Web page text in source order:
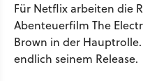
Für Netflix arbeiten die
Abenteuerfilm The
Brown in der
endlich seinem Release.